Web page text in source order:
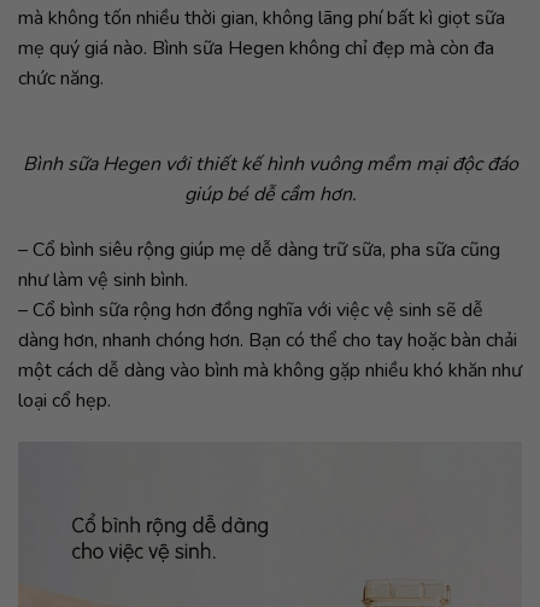
mà không tốn nhiều thời gian, không lãng phí bất kì giọt sữa
mẹ quý giá nào. Bình sữa Hegen không chỉ đẹp mà còn đa
chức năng.
Bình sữa Hegen với thiết kế hình vuông mềm mại độc đáo
giúp bé dễ cầm hơn.
– Cổ bình siêu rộng giúp mẹ dễ dàng trữ sữa, pha sữa cũng
như làm vệ sinh bình.
– Cổ bình sữa rộng hơn đồng nghĩa với việc vệ sinh sẽ dễ
dàng hơn, nhanh chóng hơn. Bạn có thể cho tay hoặc bàn chải
một cách dễ dàng vào bình mà không gặp nhiều khó khăn như
loại cổ hẹp.